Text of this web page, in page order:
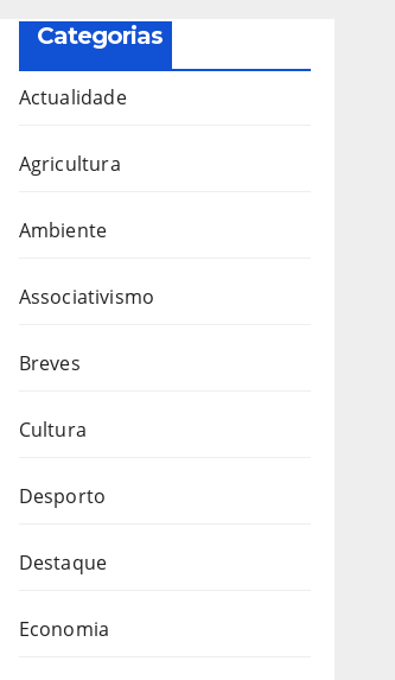
Categorias
Actualidade
Agricultura
Ambiente
Associativismo
Breves
Cultura
Desporto
Destaque
Economia